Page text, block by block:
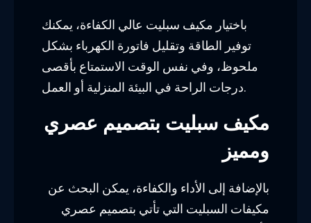
باختيار مكيف سبليت عالي الكفاءة، يمكنك
توفير الطاقة وتقليل فاتورة الكهرباء بشكل
ملحوظ، وفي نفس الوقت الاستمتاع بأقصى
درجات الراحة في البيئة المنزلية أو العمل.
مكيف سبليت بتصميم عصري
ومميز
بالإضافة إلى الأداء والكفاءة، يمكن البحث عن
مكيفات السبليت التي تأتي بتصميم عصري